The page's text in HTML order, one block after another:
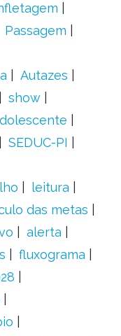
Passagem
Autazes
show
SEDUC-PI
leitura
das metas
alerta
fluxograma